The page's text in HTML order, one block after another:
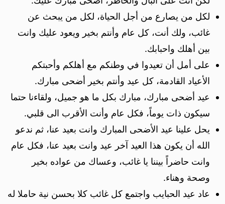
لكل من يصارع من أجل الحياة، لكل من يبحث عن
غائب، ولك أنت، كل عام وأنتم بخير ويعود عليك وانت
بين أهلك واحبابك.
على أمل أن تعيدوا في وطنكم مع أهلكم وأحبتكم
الأعياد القادمة، كل عيد وأنتم بخير أضحى مبارك.
عيد أضحى مبارك، مبارك بكل ما هو جميل، ولقاءنا حتما
سيكون ذات يوماً، فكل عام وأنت الأقرب الى قلبي.
يحل علينا عيد الأضحى المبارك وانت بعيد عنا، ثم ندعو
الله أن يكون هذا العيد آخر عيد وانت بعيد عنا، فكل عام
وانت حاضراً بيننا يا غائب، وعساك من عواده بخير
وصحة وهناء.
عاد عيد الحبايب واجتمع كل غائب كلا بحسن نية حاملا له